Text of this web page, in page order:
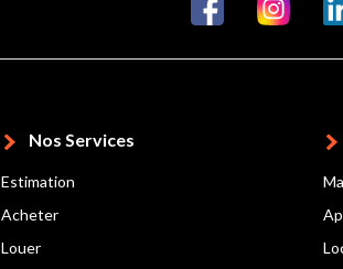
Nos Services
Estimation
Acheter
Louer